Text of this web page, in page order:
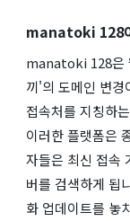
manatoki 128
manatoki 128은
끼'의 도메인 변경
접속처를 지칭하
이러한 플랫폼은
자들은 최신 접속
버를 검색하게 됩
화 업데이트를 놓